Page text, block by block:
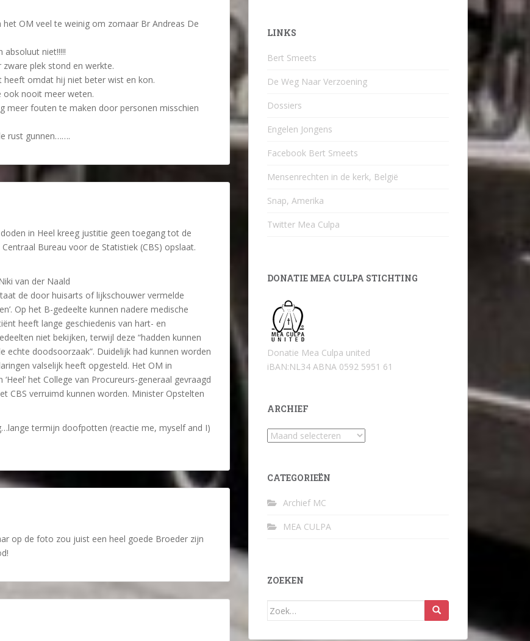
OM veel te weinig om zomaar Br Andreas De
niet!!!!!
plek stond en werkte.
omdat hij niet beter wist en kon.
ook nooit meer weten.
meer fouten te maken door personen misschien
rust gunnen…….
in Heel kreeg justitie geen toegang tot de
Bureau voor de Statistiek (CBS) opslaat.
van der Naald
de door huisarts of lijkschouwer vermelde
Op het B-gedeelte kunnen nadere medische
heeft lange geschiedenis van hart- en
niet bekijken, terwijl deze “hadden kunnen
echte doodsoorzaak”. Duidelijk had kunnen worden
valselijk heeft opgesteld. Het OM in
het College van Procureurs-generaal gevraagd
CBS verruimd kunnen worden. Minister Opstelten
termijn doofpotten (reactie me, myself and I)
op de foto zou juist een heel goede Broeder zijn
LINKS
Bert Smeets
De Weg Naar Verzoening
Dossiers
Engelen Jongens
Facebook Bert Smeets
Mensenrechten in de kerk, België
Snap, Amerika
Twitter Mea Culpa
DONATIE MEA CULPA STICHTING
Donatie Mea Culpa united
iBAN:NL34 ABNA 0592 5951 61
ARCHIEF
Archief
CATEGORIEËN
Archief MC
MEA CULPA
ZOEKEN
Zoek